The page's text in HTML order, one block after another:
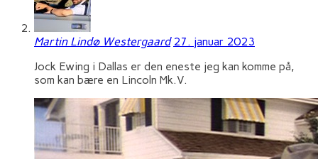
Martin Lindø Westergaard 27. januar 2023
Jock Ewing i Dallas er den eneste jeg kan komme på,
som kan bære en Lincoln Mk.V.